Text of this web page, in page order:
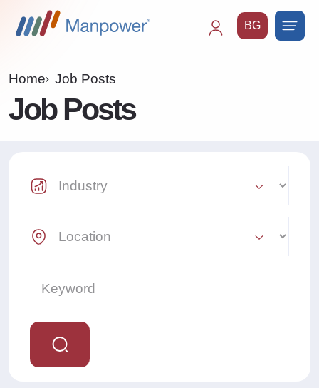
BG
Home Job Posts
Job Posts
Industry Select
Location Select